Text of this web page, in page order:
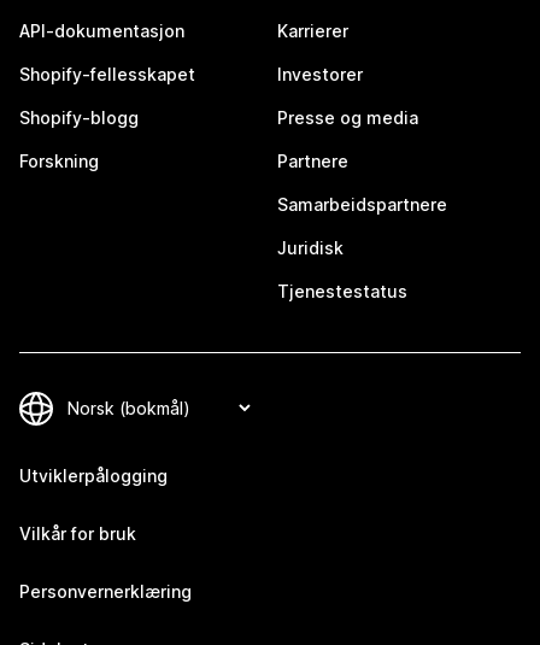
API-dokumentasjon
Shopify-fellesskapet
Shopify-blogg
Forskning
Karrierer
Investorer
Presse og media
Partnere
Samarbeidspartnere
Juridisk
Tjenestestatus
Utviklerpålogging
Vilkår for bruk
Personvernerklæring